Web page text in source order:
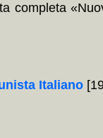
completa
Italiano